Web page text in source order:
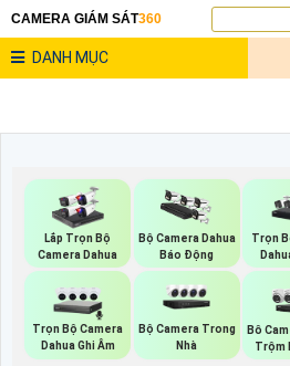
CAMERA GIÁM SÁT360
DANH MỤC
Lắp Trọn Bộ
Camera Dahua
Bộ Camera Dahua
Báo Động
Trọn
Trọn Bộ Camera
Dahua Ghi Âm
Bộ Camera Trong
Nhà
Bô
Trộm